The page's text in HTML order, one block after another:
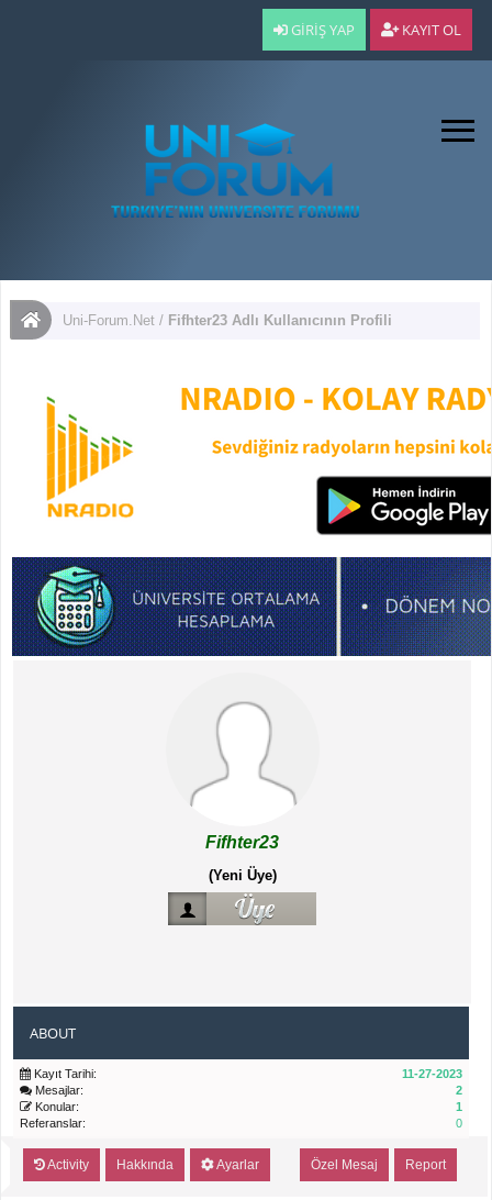
GIRIŞ YAP KAYIT OL
Uni-Forum.Net / Fifhter23 Adlı Kullanıcının Profili
Fifhter23
(Yeni Üye)
ABOUT
Kayıt Tarihi:
11-27-2023
Mesajlar:
2
Konular:
1
Referanslar:
0
Activity Hakkında Ayarlar Report
Özel Mesaj